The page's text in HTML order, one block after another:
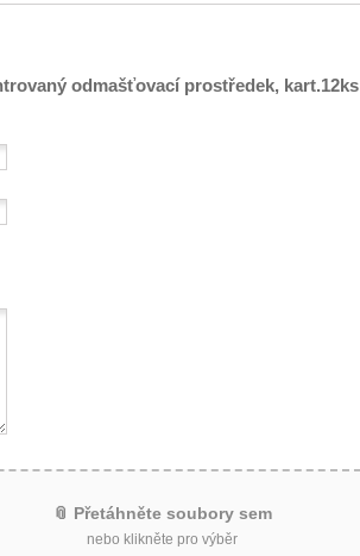
odmašťovací prostředek, kart.12ks
📎 Přetáhněte soubory sem
nebo klikněte pro výběr